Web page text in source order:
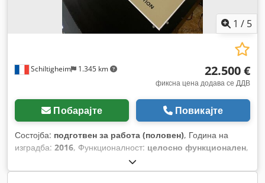
1 / 5
Schiltigheim 1.345 km 22.500 €
фиксна цена додава се ДДВ
Побарајте Повикајте
Состојба: подготвен за работа (половен), Година на
изградба: 2016, Функционалност: целосно функционален,
, тип на влезен струја:
влезен напон:240 V, влезен струја:12 A, вкупна ширина: